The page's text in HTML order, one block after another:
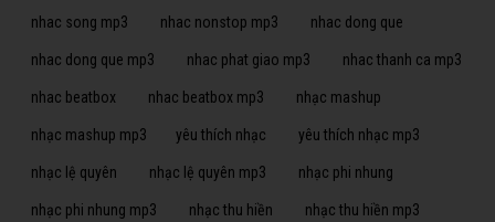
nhac song mp3 nhac nonstop mp3 nhac dong que
nhac dong que mp3 nhac phat giao mp3 nhac thanh ca mp3
nhac beatbox nhac beatbox mp3 nhạc mashup
nhạc mashup mp3 yêu thích nhạc yêu thích nhạc mp3
nhạc lệ quyên nhạc lệ quyên mp3 nhạc phi nhung
nhạc phi nhung mp3 nhạc thu hiền nhạc thu hiền mp3